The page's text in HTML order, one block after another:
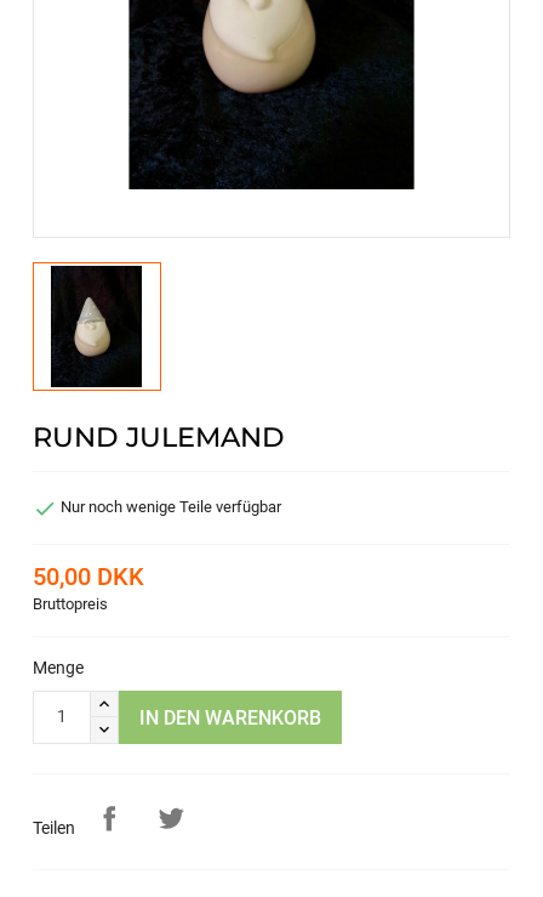
RUND JULEMAND
 Nur noch wenige Teile verfügbar
50,00 DKK
Bruttopreis
Menge
IN DEN WARENKORB
Teilen